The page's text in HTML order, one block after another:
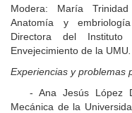
Modera: María
Anatomía y
Directora del Instituto
Envejecimiento de la UMU
Experiencias y problemas
- Ana Jesús López
Mecánica de la